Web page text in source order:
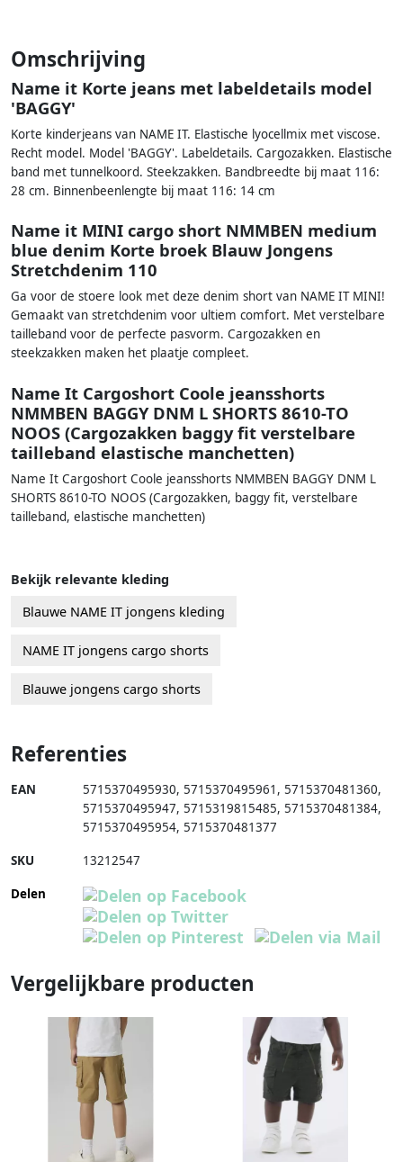
Omschrijving
Name it Korte jeans met labeldetails model
'BAGGY'
Korte kinderjeans van NAME IT. Elastische lyocellmix met viscose.
Recht model. Model 'BAGGY'. Labeldetails. Cargozakken. Elastische
band met tunnelkoord. Steekzakken. Bandbreedte bij maat 116:
28 cm. Binnenbeenlengte bij maat 116: 14 cm
Name it MINI cargo short NMMBEN medium
blue denim Korte broek Blauw Jongens
Stretchdenim 110
Ga voor de stoere look met deze denim short van NAME IT MINI!
Gemaakt van stretchdenim voor ultiem comfort. Met verstelbare
tailleband voor de perfecte pasvorm. Cargozakken en
steekzakken maken het plaatje compleet.
Name It Cargoshort Coole jeansshorts
NMMBEN BAGGY DNM L SHORTS 8610-TO
NOOS (Cargozakken baggy fit verstelbare
tailleband elastische manchetten)
Name It Cargoshort Coole jeansshorts NMMBEN BAGGY DNM L
SHORTS 8610-TO NOOS (Cargozakken, baggy fit, verstelbare
tailleband, elastische manchetten)
Bekijk relevante kleding
Blauwe NAME IT jongens kleding
NAME IT jongens cargo shorts
Blauwe jongens cargo shorts
Referenties
EAN 5715370495930, 5715370495961 , 5715370481360,
5715370495947, 5715319815485, 5715370481384,
5715370495954, 5715370481377
SKU 13212547
Delen
Vergelijkbare producten